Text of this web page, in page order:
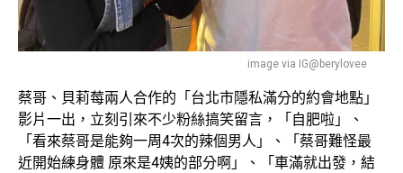
image via IG@berylovee
蔡哥、貝莉莓兩人合作的「台北市隱私滿分的約會地點」
影片一出，立刻引來不少粉絲搞笑留言，「自肥啦」、
「看來蔡哥是能夠一周4次的辣個男人」、「蔡哥難怪最
近開始練身體 原來是4姨的部分啊」、「車滿就出發，結